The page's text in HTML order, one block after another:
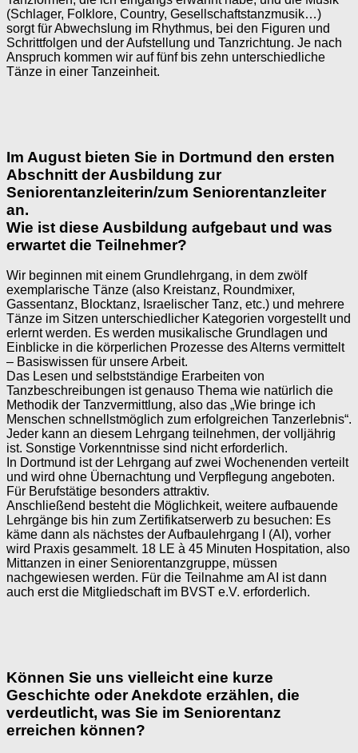
(Schlager, Folklore, Country, Gesellschaftstanzmusik…)
sorgt für Abwechslung im Rhythmus, bei den Figuren und
Schrittfolgen und der Aufstellung und Tanzrichtung. Je nach
Anspruch kommen wir auf fünf bis zehn unterschiedliche
Tänze in einer Tanzeinheit.
Im August bieten Sie in Dortmund den ersten
Abschnitt der Ausbildung zur
Seniorentanzleiterin/zum Seniorentanzleiter
an.
Wie ist diese Ausbildung aufgebaut und was
erwartet die Teilnehmer?
Wir beginnen mit einem Grundlehrgang, in dem zwölf
exemplarische Tänze (also Kreistanz, Roundmixer,
Gassentanz, Blocktanz, Israelischer Tanz, etc.) und mehrere
Tänze im Sitzen unterschiedlicher Kategorien vorgestellt und
erlernt werden. Es werden musikalische Grundlagen und
Einblicke in die körperlichen Prozesse des Alterns vermittelt
– Basiswissen für unsere Arbeit.
Das Lesen und selbstständige Erarbeiten von
Tanzbeschreibungen ist genauso Thema wie natürlich die
Methodik der Tanzvermittlung, also das „Wie bringe ich
Menschen schnellstmöglich zum erfolgreichen Tanzerlebnis“.
Jeder kann an diesem Lehrgang teilnehmen, der volljährig
ist. Sonstige Vorkenntnisse sind nicht erforderlich.
In Dortmund ist der Lehrgang auf zwei Wochenenden verteilt
und wird ohne Übernachtung und Verpflegung angeboten.
Für Berufstätige besonders attraktiv.
Anschließend besteht die Möglichkeit, weitere aufbauende
Lehrgänge bis hin zum Zertifikatserwerb zu besuchen: Es
käme dann als nächstes der Aufbaulehrgang I (AI), vorher
wird Praxis gesammelt. 18 LE à 45 Minuten Hospitation, also
Mittanzen in einer Seniorentanzgruppe, müssen
nachgewiesen werden. Für die Teilnahme am AI ist dann
auch erst die Mitgliedschaft im BVST e.V. erforderlich.
Können Sie uns vielleicht eine kurze
Geschichte oder Anekdote erzählen, die
verdeutlicht, was Sie im Seniorentanz
erreichen können?